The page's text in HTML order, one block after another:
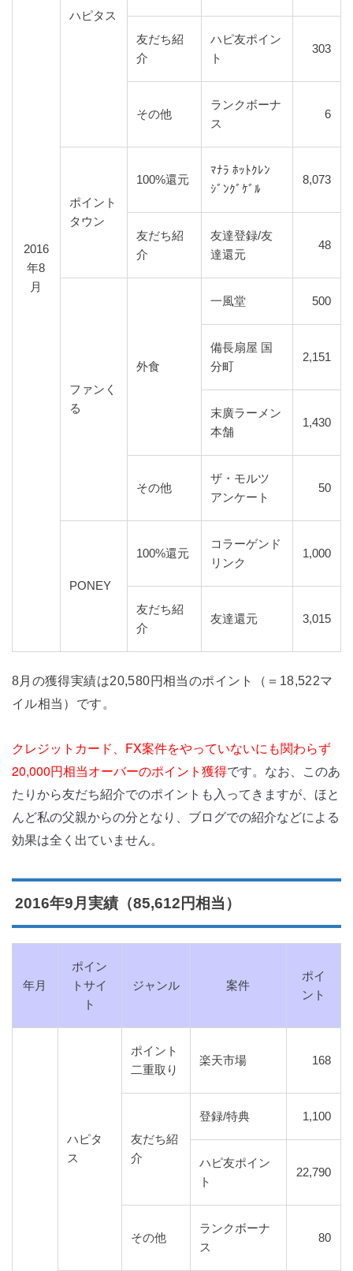
2016
年8
月
ハピタス
友だち紹
介
ハピ友ポイン
ト
303
その他
ランクボーナ
ス
6
ポイント
タウン
100%還元
ﾏﾅﾗ ﾎｯﾄｸﾚﾝ
ｼﾞﾝｸﾞｹﾞﾙ
8,073
友だち紹
介
友達登録/友
達還元
48
ファンく
る
外食
一風堂 500
備長扇屋 国
分町
2,151
末廣ラーメン
本舗
1,430
その他
ザ・モルツ
アンケート
50
PONEY
100%還元
コラーゲンド
リンク
1,000
友だち紹
介
友達還元 3,015
8月の獲得実績は20,580円相当のポイント（＝18,522マ
イル相当）です。
クレジットカード、FX案件をやっていないにも関わらず
20,000円相当オーバーのポイント獲得です。なお、このあ
たりから友だち紹介でのポイントも入ってきますが、ほと
んど私の父親からの分となり、ブログでの紹介などによる
効果は全く出ていません。
2016年9月実績（85,612円相当）
年月
ポイン
トサイ
ト
ジャンル 案件
ポイ
ント
ハピタ
ス
ポイント
二重取り
楽天市場 168
友だち紹
介
登録/特典 1,100
ハピ友ポイン
ト
22,790
その他
ランクボーナ
ス
80